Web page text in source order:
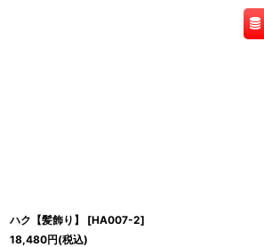
ハク【髪飾り】 [HA007-2]
18,480円(税込)